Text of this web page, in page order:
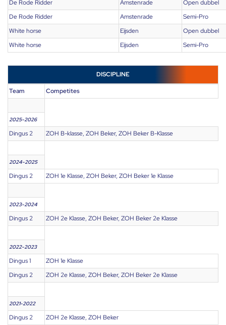
De Rode Ridder Amstenrade
Open dubbel
De Rode Ridder
Amstenrade
Semi-Pro
White horse
Eijsden
Open dubbel
White horse
Eijsden Semi-Pro
DISCIPLINE
Team Competites
2025-2026
Dingus 2 ZOH B-klasse, ZOH Beker, ZOH Beker B-Klasse
2024-2025
Dingus 2 ZOH 1e Klasse, ZOH Beker, ZOH Beker 1e Klasse
2023-2024
Dingus 2 ZOH 2e Klasse, ZOH Beker, ZOH Beker 2e Klasse
2022-2023
Dingus 1
ZOH 1e Klasse
Dingus 2
ZOH 2e Klasse, ZOH Beker, ZOH Beker 2e Klasse
2021-2022
Dingus 2 ZOH 2e Klasse, ZOH Beker